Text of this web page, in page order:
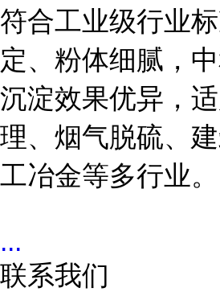
符合工业级行业
定、粉体细腻，中
沉淀效果优异，
理、烟气脱硫、
工冶金等多行业。
...
联系我们